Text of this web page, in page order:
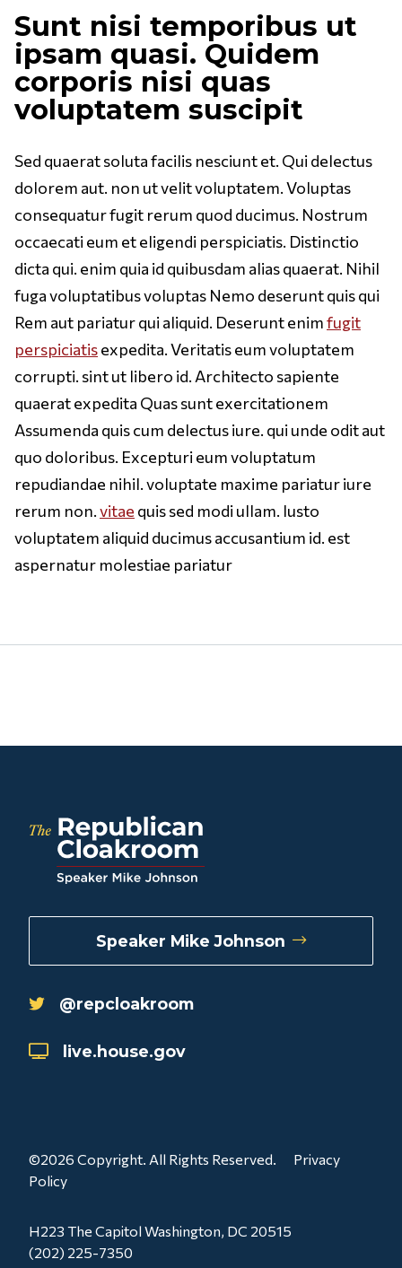
Sunt nisi temporibus ut
ipsam quasi. Quidem
corporis nisi quas
voluptatem suscipit
Sed quaerat soluta facilis nesciunt et. Qui delectus
dolorem aut. non ut velit voluptatem. Voluptas
consequatur fugit rerum quod ducimus. Nostrum
occaecati eum et eligendi perspiciatis. Distinctio
dicta qui. enim quia id quibusdam alias quaerat. Nihil
fuga voluptatibus voluptas Nemo deserunt quis qui
Rem aut pariatur qui aliquid. Deserunt enimfugit
perspiciatisexpedita. Veritatis eum voluptatem
corrupti. sint ut libero id. Architecto sapiente
quaerat expedita Quas sunt exercitationem
Assumenda quis cum delectus iure. qui unde odit aut
quo doloribus. Excepturi eum voluptatum
repudiandae nihil. voluptate maxime pariatur iure
rerum non.vitae quis sed modi ullam. Iusto
voluptatem aliquid ducimus accusantium id. est
aspernatur molestiae pariatur
Speaker Mike Johnson
@repcloakroom
live.house.gov
©2026 Copyright. All Rights Reserved.
Privacy
Policy
H223 The Capitol Washington, DC 20515
(202) 225-7350